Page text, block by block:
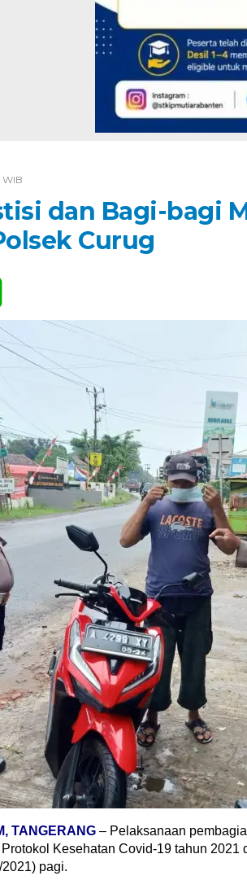
WIB
dan Bagi-bagi
Curug
TANGERANG– Pelaksanaan
Kesehatan Covid-19 tahun 2021
pagi.